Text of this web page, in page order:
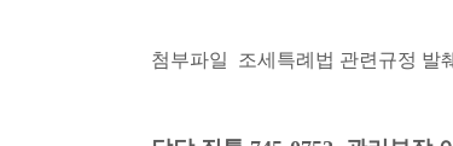
첨부파일 조세특례법 관련규정 발